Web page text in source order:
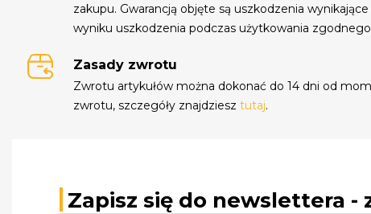
zakupu. Gwarancją objęte są uszkodzenia
wyniku uszkodzenia podczas użytkowania
Zasady zwrotu
Zwrotu artykułów można dokonać do 14 dni od
zwrotu, szczegóły znajdziesztutaj.
Zapisz się do newslettera -